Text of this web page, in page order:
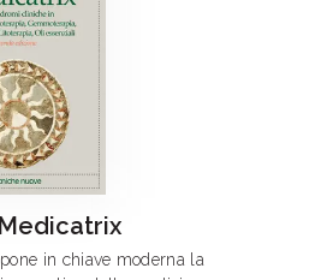
in chiave moderna la